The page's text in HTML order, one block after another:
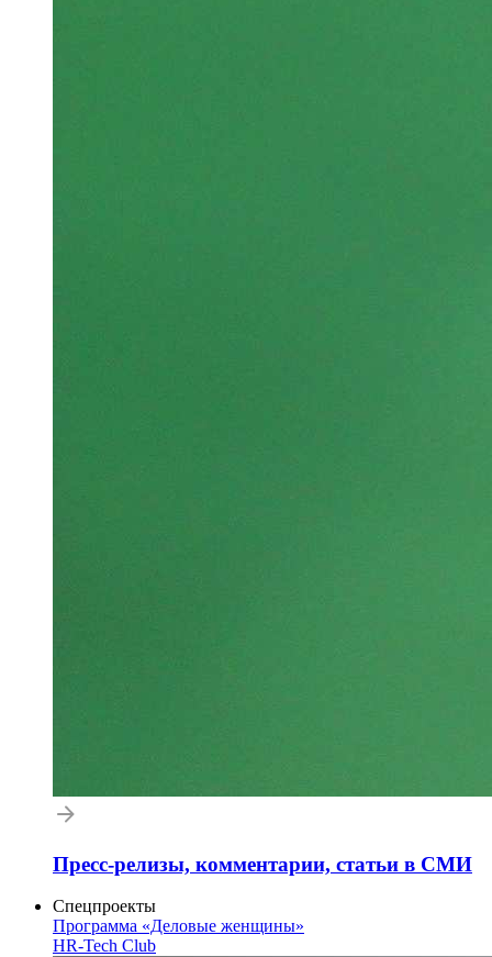
Пресс-релизы, комментарии, статьи в СМИ
Спецпроекты
Программа «Деловые женщины»
HR-Tech Club